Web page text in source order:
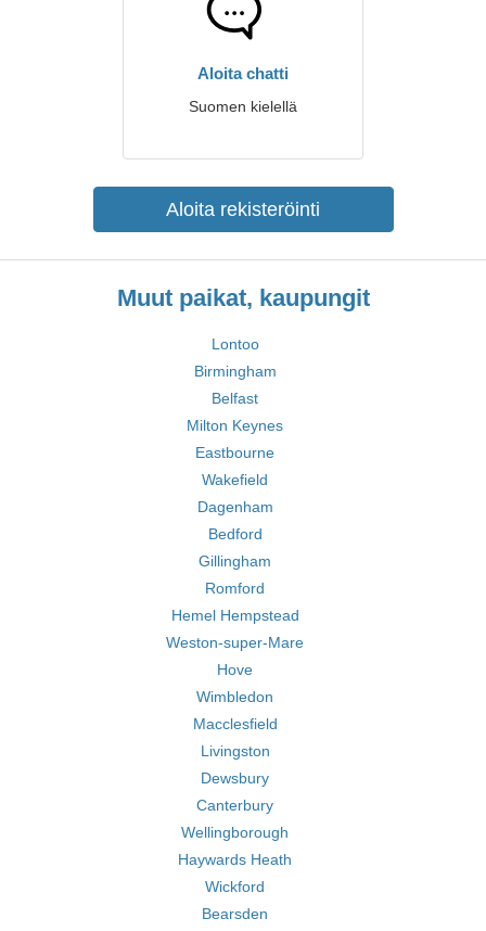
Aloita chatti
Suomen kielellä
Aloita rekisteröinti
Muut paikat, kaupungit
Lontoo
Birmingham
Belfast
Milton Keynes
Eastbourne
Wakefield
Dagenham
Bedford
Gillingham
Romford
Hemel Hempstead
Weston-super-Mare
Hove
Wimbledon
Macclesfield
Livingston
Dewsbury
Canterbury
Wellingborough
Haywards Heath
Wickford
Bearsden